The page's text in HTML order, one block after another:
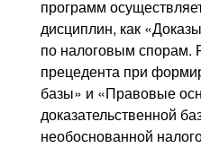
программ
дисциплин, как
по налоговым спорам.
прецедента при
базы» и «Правовые
доказательственной
необоснованной